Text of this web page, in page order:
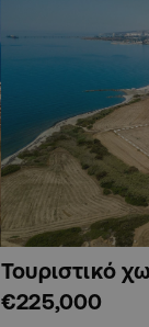
Τουριστικό
€225,000